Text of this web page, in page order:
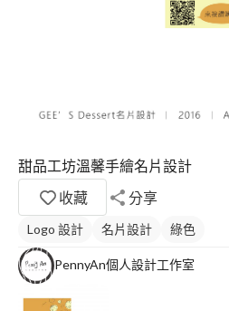
甜品工坊溫馨手繪名片設計
收藏
分享
Logo 設計 名片設計 綠色
PennyAn個人設計工作室